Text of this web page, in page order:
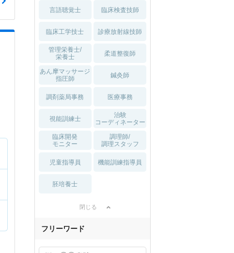
言語聴覚士 臨床検査技師
臨床工学技士 診療放射線技師
管理栄養士/
栄養士
柔道整復師
あん摩マッサージ
指圧師
鍼灸師
調剤薬局事務 医療事務
視能訓練士
治験
コーディネーター
臨床開発
モニター
調理師/
調理スタッフ
児童指導員 機能訓練指導員
胚培養士
閉じる
フリーワード